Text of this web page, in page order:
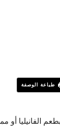
طباعة الوصفة
الفانيليا أو